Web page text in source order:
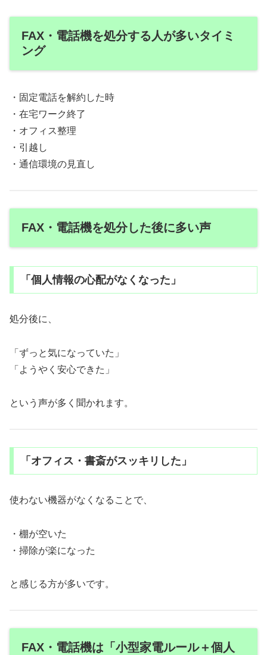
FAX・電話機を処分する人が多いタイミ
ング
・固定電話を解約した時
・在宅ワーク終了
・オフィス整理
・引越し
・通信環境の見直し
FAX・電話機を処分した後に多い声
「個人情報の心配がなくなった」
処分後に、
「ずっと気になっていた」
「ようやく安心できた」
という声が多く聞かれます。
「オフィス・書斎がスッキリした」
使わない機器がなくなることで、
・棚が空いた
・掃除が楽になった
と感じる方が多いです。
FAX・電話機は「小型家電ルール＋個人